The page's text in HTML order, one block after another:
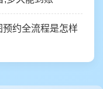
预约全流程是怎样